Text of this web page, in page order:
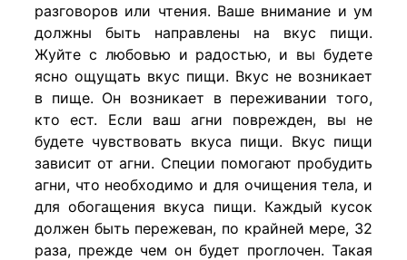
разговоров или чтения. Ваше внимание и ум
должны быть направлены на вкус пищи.
Жуйте с любовью и радостью, и вы будете
ясно ощущать вкус пищи. Вкус не возникает
в пище. Он возникает в переживании того,
кто ест. Если ваш агни поврежден, вы не
будете чувствовать вкуса пищи. Вкус пищи
зависит от агни. Специи помогают пробудить
агни, что необходимо и для очищения тела, и
для обогащения вкуса пищи. Каждый кусок
должен быть пережеван, по крайней мере, 32
раза, прежде чем он будет проглочен. Такая